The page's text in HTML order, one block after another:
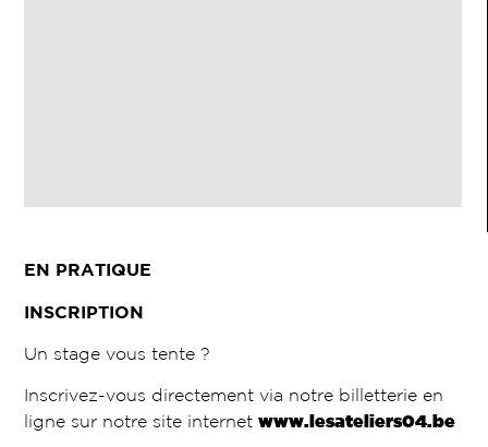
EN PRATIQUE
INSCRIPTION
Un stage vous tente ?
Inscrivez-vous directement via notre billetterie en
ligne sur notre site internetwww.lesateliers04.be